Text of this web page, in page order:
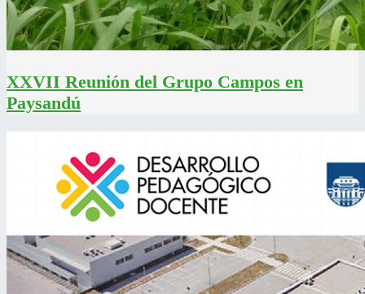
XXVII Reunión del Grupo Campos en
Paysandú